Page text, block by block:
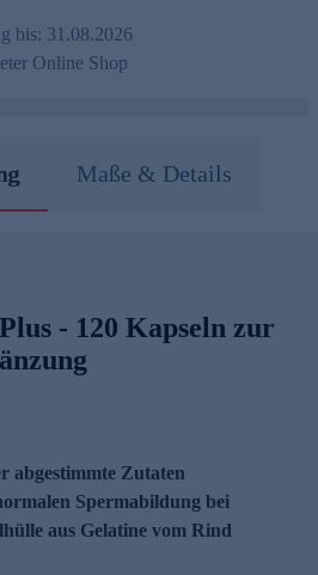
bis: 31.08.2026
Online Shop
Maße & Details
- 120 Kapseln zur
abgestimmte Zutaten
Spermabildung bei
aus Gelatine vom Rind